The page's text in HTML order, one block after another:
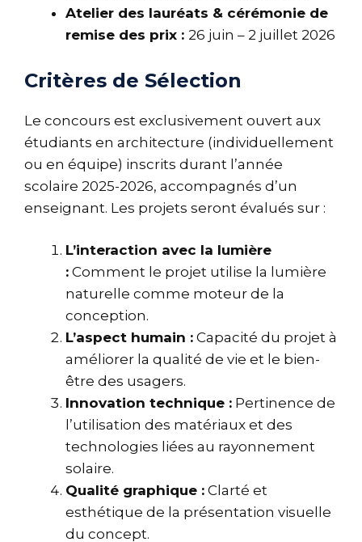
Atelier des lauréats & cérémonie de
remise des prix : 26 juin – 2 juillet 2026
Critères de Sélection
Le concours est exclusivement ouvert aux
étudiants en architecture (individuellement
ou en équipe) inscrits durant l’année
scolaire 2025-2026, accompagnés d’un
enseignant. Les projets seront évalués sur :
L’interaction avec la lumière
: Comment le projet utilise la lumière
naturelle comme moteur de la
conception.
L’aspect humain : Capacité du projet à
améliorer la qualité de vie et le bien-
être des usagers.
Innovation technique : Pertinence de
l’utilisation des matériaux et des
technologies liées au rayonnement
solaire.
Qualité graphique : Clarté et
esthétique de la présentation visuelle
du concept.